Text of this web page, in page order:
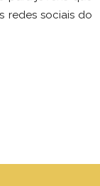
redes sociais do